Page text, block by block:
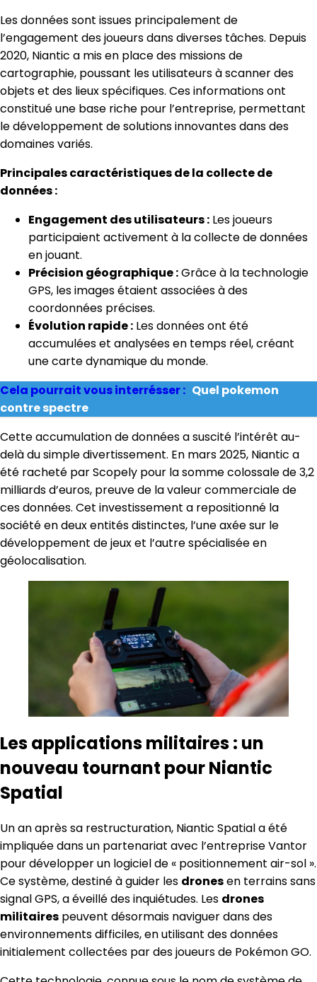
Les données sont issues principalement de
l’engagement des joueurs dans diverses tâches. Depuis
2020, Niantic a mis en place des missions de
cartographie, poussant les utilisateurs à scanner des
objets et des lieux spécifiques. Ces informations ont
constitué une base riche pour l’entreprise, permettant
le développement de solutions innovantes dans des
domaines variés.
Principales caractéristiques de la collecte de
données :
Engagement des utilisateurs : Les joueurs
participaient activement à la collecte de données
en jouant.
Précision géographique :Grâce à la technologie
GPS, les images étaient associées à des
coordonnées précises.
Évolution rapide : Les données ont été
accumulées et analysées en temps réel, créant
une carte dynamique du monde.
Cela pourrait vous interrésser : Quel pokemon
contre spectre
Cette accumulation de données a suscité l’intérêt au-
delà du simple divertissement. En mars 2025, Niantic a
été racheté par Scopely pour la somme colossale de 3,2
milliards d’euros, preuve de la valeur commerciale de
ces données. Cet investissement a repositionné la
société en deux entités distinctes, l’une axée sur le
développement de jeux et l’autre spécialisée en
géolocalisation.
Les applications militaires : un
nouveau tournant pour Niantic
Spatial
Un an après sa restructuration, Niantic Spatial a été
impliquée dans un partenariat avec l’entreprise Vantor
pour développer un logiciel de « positionnement air-sol ».
Ce système, destiné à guider les dronesen terrains sans
signal GPS, a éveillé des inquiétudes. Les drones
militaires peuvent désormais naviguer dans des
environnements difficiles, en utilisant des données
initialement collectées par des joueurs de Pokémon GO.